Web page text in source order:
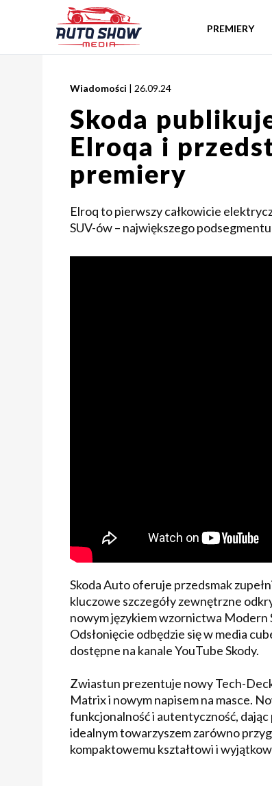
PREMIERY
Wiadomości | 26.09.24
Skoda
Elroqa i
premiery
Elroq to pierwszy całkowicie
SUV-ów – największego
Skoda Auto oferuje przedsmak
kluczowe szczegóły zewnętrzne
nowym językiem wzornictwa Modern
Odsłonięcie odbędzie się w media
dostępne na kanale YouTube Skody.
Zwiastun prezentuje nowy Tech-
Matrix i nowym napisem na masce.
funkcjonalność i autentyczność,
idealnym towarzyszem zarówno
kompaktowemu kształtowi i